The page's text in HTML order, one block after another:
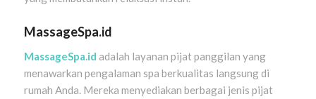
MassageSpa.id
MassageSpa.id adalah layanan pijat panggilan yang
menawarkan pengalaman spa berkualitas langsung di
rumah Anda. Mereka menyediakan berbagai jenis pijat